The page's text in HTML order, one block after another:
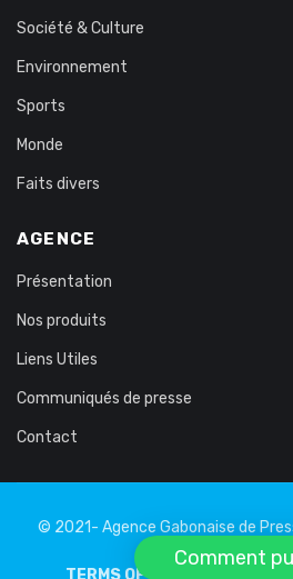
Société & Culture
Environnement
Sports
Monde
Faits divers
AGENCE
Présentation
Nos produits
Liens Utiles
Communiqués de presse
Contact
© 2021- Agence Gabonaise de
TERMS OF USE PRIVATE LIFE
Comment